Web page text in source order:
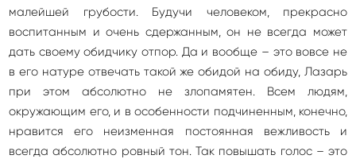
малейшей грубости. Будучи человеком, прекрасно
воспитанным и очень сдержанным, он не всегда может
дать своему обидчику отпор. Да и вообще – это вовсе не
в его натуре отвечать такой же обидой на обиду, Лазарь
при этом абсолютно не злопамятен. Всем людям,
окружающим его, и в особенности подчиненным, конечно,
нравится его неизменная постоянная вежливость и
всегда абсолютно ровный тон. Так повышать голос – это